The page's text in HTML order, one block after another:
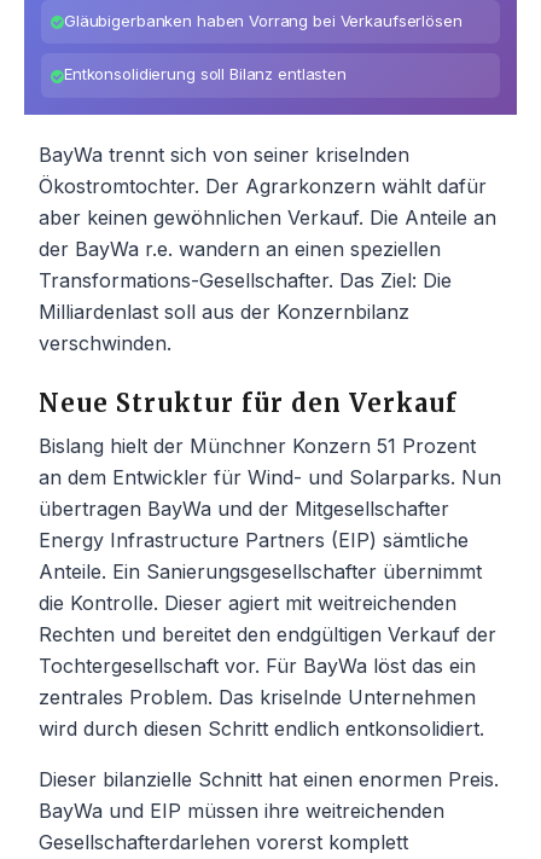
Gläubigerbanken haben Vorrang bei Verkaufserlösen
Entkonsolidierung soll Bilanz entlasten
BayWa trennt sich von seiner kriselnden
Ökostromtochter. Der Agrarkonzern wählt dafür
aber keinen gewöhnlichen Verkauf. Die Anteile an
der BayWa r.e. wandern an einen speziellen
Transformations-Gesellschafter. Das Ziel: Die
Milliardenlast soll aus der Konzernbilanz
verschwinden.
Neue Struktur für den Verkauf
Bislang hielt der Münchner Konzern 51 Prozent
an dem Entwickler für Wind- und Solarparks. Nun
übertragen BayWa und der Mitgesellschafter
Energy Infrastructure Partners (EIP) sämtliche
Anteile. Ein Sanierungsgesellschafter übernimmt
die Kontrolle. Dieser agiert mit weitreichenden
Rechten und bereitet den endgültigen Verkauf der
Tochtergesellschaft vor. Für BayWa löst das ein
zentrales Problem. Das kriselnde Unternehmen
wird durch diesen Schritt endlich entkonsolidiert.
Dieser bilanzielle Schnitt hat einen enormen Preis.
BayWa und EIP müssen ihre weitreichenden
Gesellschafterdarlehen vorerst komplett